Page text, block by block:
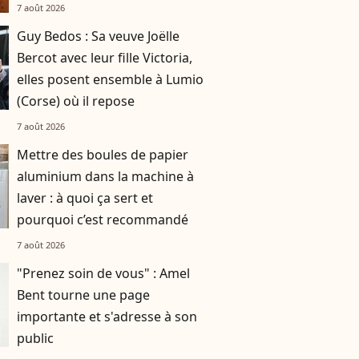
7 août 2026
Guy Bedos : Sa veuve Joëlle
Bercot avec leur fille Victoria,
elles posent ensemble à Lumio
(Corse) où il repose
7 août 2026
Mettre des boules de papier
aluminium dans la machine à
laver : à quoi ça sert et
pourquoi c’est recommandé
7 août 2026
"Prenez soin de vous" : Amel
Bent tourne une page
importante et s'adresse à son
public